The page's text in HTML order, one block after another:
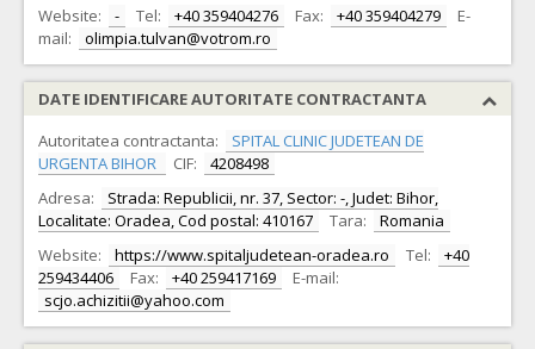
Website:
- Tel: +40 359404276 Fax: +40 359404279
E-
mail:
olimpia.tulvan@votrom.ro
DATE IDENTIFICARE AUTORITATE CONTRACTANTA
Autoritatea contractanta:
SPITAL CLINIC JUDETEAN DE
URGENTA BIHOR
CIF:
4208498
Adresa:
Strada: Republicii, nr. 37, Sector: -, Judet: Bihor,
Localitate: Oradea, Cod postal: 410167
Tara:
Romania
Website:
https://www.spitaljudetean-oradea.ro Tel:
+40
259434406
Fax: +40 259417169
E-mail:
scjo.achizitii@yahoo.com